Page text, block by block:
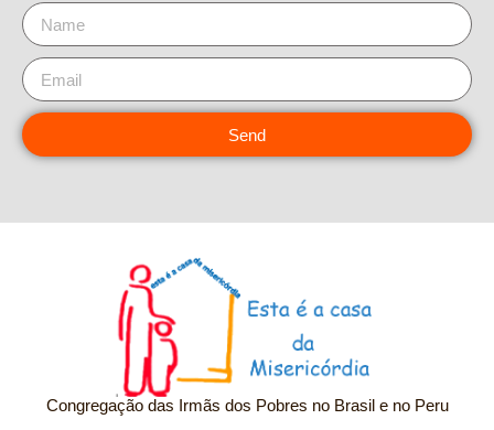
Send
Congregação das Irmãs dos Pobres no Brasil e no Peru